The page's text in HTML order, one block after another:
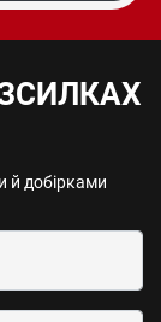
й добірками